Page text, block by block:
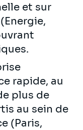
et sur
rapide, au
plus de
au sein de
(Paris,